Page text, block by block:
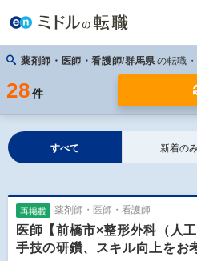
薬剤師・医師・看護師/群馬県 の転職
28 件
すべて 新着の
再掲載 薬剤師・医師・看護師
医師【前橋市×整形外科（人
手技の研鑽、スキル向上をお